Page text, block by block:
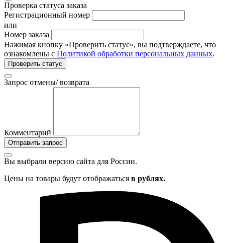
Проверка статуса заказа
Регистрационный номер
или
Номер заказа
Нажимая кнопку «Проверить статус», вы подтверждаете, что
ознакомлены с Политикой обработки персональных данных.
Проверить статус
Запрос отмены/ возврата
Комментарий
Отправить запрос
Вы выбрали версию сайта для России.
Цены на товары будут отображаться в рублях.